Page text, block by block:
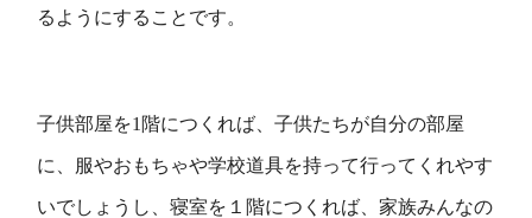
るようにすることです。
子供部屋を1階につくれば、子供たちが自分の部屋
に、服やおもちゃや学校道具を持って行ってくれやす
いでしょうし、寝室を１階につくれば、家族みんなの